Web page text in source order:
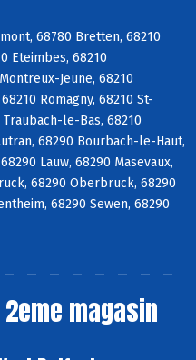
68780 Bretten, 68210
Eteimbes, 68210
Jeune, 68210
Romagny, 68210 St-
le-Bas, 68210
68290 Bourbach-le-Haut,
Lauw, 68290 Masevaux,
68290 Oberbruck, 68290
68290 Sewen, 68290
magasin